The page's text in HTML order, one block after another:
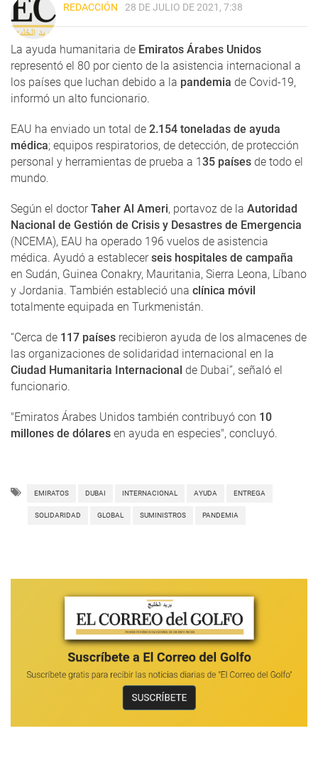
REDACCIÓN 28 DE JULIO DE 2021, 7:38
La ayuda humanitaria de Emiratos Árabes Unidos
representó el 80 por ciento de la asistencia internacional a
los países que luchan debido a la pandemia de Covid-19,
informó un alto funcionario.
EAU ha enviado un total de 2.154 toneladas de ayuda
médica; equipos respiratorios, de detección, de protección
personal y herramientas de prueba a 135 países de todo el
mundo.
Según el doctorTaher Al Ameri, portavoz de la Autoridad
Nacional de Gestión de Crisis y Desastres de Emergencia
(NCEMA), EAU ha operado 196 vuelos de asistencia
médica. Ayudó a establecerseis hospitales de campaña
en Sudán, Guinea Conakry, Mauritania, Sierra Leona, Líbano
y Jordania. También estableció una clínica móvil
totalmente equipada en Turkmenistán.
“Cerca de 117 países recibieron ayuda de los almacenes de
las organizaciones de solidaridad internacional en la
Ciudad Humanitaria Internacional de Dubai”, señaló el
funcionario.
"Emiratos Árabes Unidos también contribuyó con 10
millones de dólares en ayuda en especies", concluyó.
EMIRATOS DUBAI INTERNACIONAL AYUDA ENTREGA
SOLIDARIDAD GLOBAL SUMINISTROS PANDEMIA